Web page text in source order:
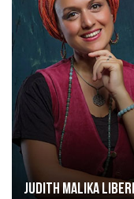
🔥 Motivasyon
🔥 Liderlik
🔥 Ekonomi
🔥 Yapay Zeka
JUDITH MALIKA